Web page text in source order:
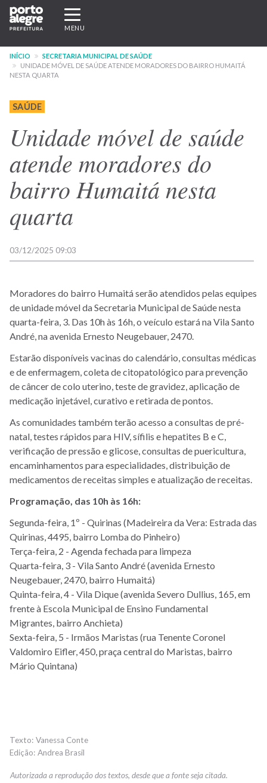
Pular
para
conteúdo
principal
Expandir/recolher
navegação
MENU
INÍCIO
SECRETARIA MUNICIPAL DE SAÚDE
UNIDADE MÓVEL DE SAÚDE ATENDE MORADORES DO BAIRRO HUMAITÁ
NESTA QUARTA
SAÚDE
Unidade móvel de saúde
atende moradores do
bairro Humaitá nesta
quarta
03/12/2025 09:03
Moradores do bairro Humaitá serão atendidos pelas equipes
de unidade móvel da Secretaria Municipal de Saúde nesta
quarta-feira, 3. Das 10h às 16h, o veículo estará na Vila Santo
André, na avenida Ernesto Neugebauer, 2470.
Estarão disponíveis vacinas do calendário, consultas médicas
e de enfermagem, coleta de citopatológico para prevenção
de câncer de colo uterino, teste de gravidez, aplicação de
medicação injetável, curativo e retirada de pontos.
As comunidades também terão acesso a consultas de pré-
natal, testes rápidos para HIV, sífilis e hepatites B e C,
verificação de pressão e glicose, consultas de puericultura,
encaminhamentos para especialidades, distribuição de
medicamentos de receitas simples e atualização de receitas.
Programação, das 10h às 16h:
Segunda-feira, 1º - Quirinas (Madeireira da Vera: Estrada das
Quirinas, 4495, bairro Lomba do Pinheiro)
Terça-feira, 2 - Agenda fechada para limpeza
Quarta-feira, 3 - Vila Santo André (avenida Ernesto
Neugebauer, 2470, bairro Humaitá)
Quinta-feira, 4 - Vila Dique (avenida Severo Dullius, 165, em
frente à Escola Municipal de Ensino Fundamental
Migrantes, bairro Anchieta)
Sexta-feira, 5 - Irmãos Maristas (rua Tenente Coronel
Valdomiro Eifler, 450, praça central do Maristas, bairro
Mário Quintana)
Vanessa Conte
Andrea Brasil